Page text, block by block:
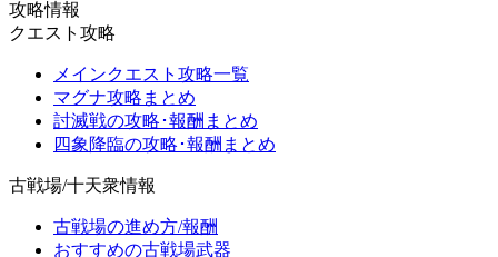
攻略情報
クエスト攻略
メインクエスト攻略一覧
マグナ攻略まとめ
討滅戦の攻略･報酬まとめ
四象降臨の攻略･報酬まとめ
古戦場/十天衆情報
古戦場の進め方/報酬
おすすめの古戦場武器